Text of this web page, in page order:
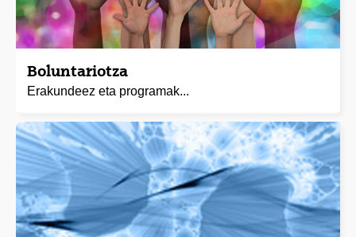
Boluntariotza
Erakundeez eta programak...